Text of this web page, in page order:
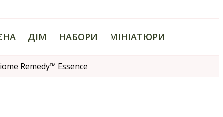
ДІМ НАБОРИ МІНІАТЮРИ
Remedy™ Essence